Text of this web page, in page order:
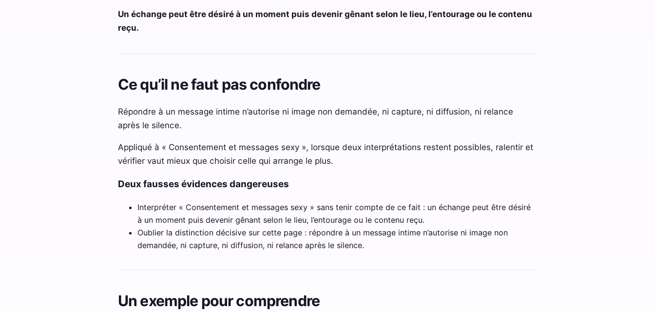
Un échange peut être désiré à un moment puis devenir gênant selon le lieu, l’entourage ou le contenu
reçu.
Ce qu’il ne faut pas confondre
Répondre à un message intime n’autorise ni image non demandée, ni capture, ni diffusion, ni relance
après le silence.
Appliqué à « Consentement et messages sexy », lorsque deux interprétations restent possibles, ralentir et
vérifier vaut mieux que choisir celle qui arrange le plus.
Deux fausses évidences dangereuses
Interpréter « Consentement et messages sexy » sans tenir compte de ce fait : un échange peut être désiré
à un moment puis devenir gênant selon le lieu, l’entourage ou le contenu reçu.
Oublier la distinction décisive sur cette page : répondre à un message intime n’autorise ni image non
demandée, ni capture, ni diffusion, ni relance après le silence.
Un exemple pour comprendre